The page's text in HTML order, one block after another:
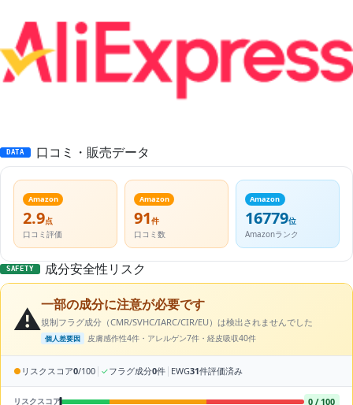
DATA 口コミ・販売データ
Amazon
2.9点
口コミ評価
Amazon
91件
口コミ数
Amazon
16779位
Amazonランク
SAFETY 成分安全性リスク
⚠️一部の成分に注意が必要です
規制フラグ成分（CMR/SVHC/IARC/CIR/EU）は検出されませんでした
個人差要因 皮膚感作性4件・アレルゲン7件・経皮吸収40件
● リスクスコア0/100 | ✓フラグ成分0件 | EWG31件評価済み
リスクスコア 0 / 100